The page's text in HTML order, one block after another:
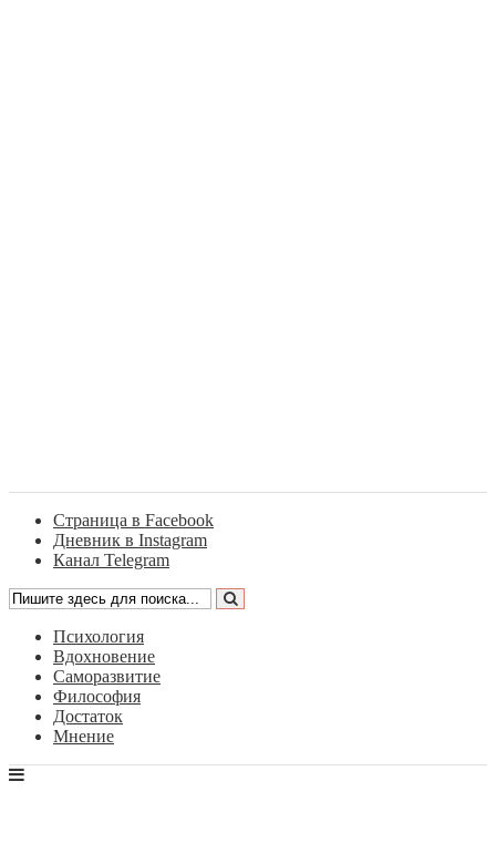
Страница в Facebook
Дневник в Instagram
Канал Telegram
Психология
Вдохновение
Саморазвитие
Философия
Достаток
Мнение